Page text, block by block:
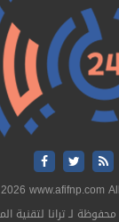
2026
لـ ترانا لتقنية